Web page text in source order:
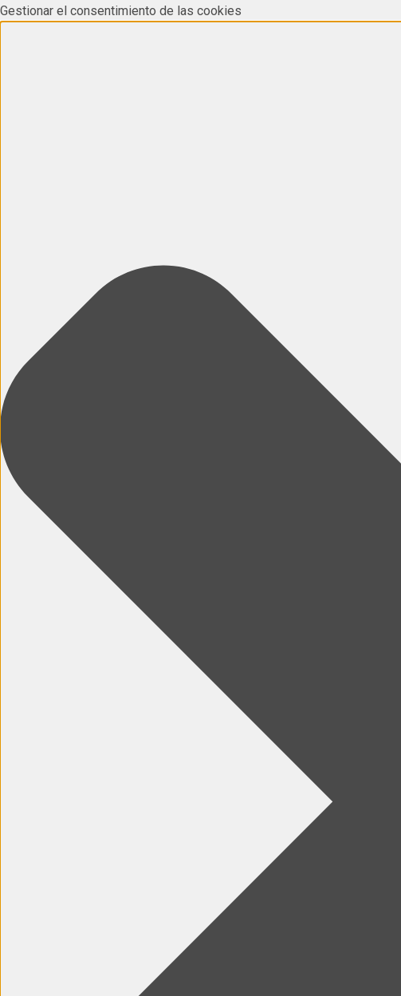
Gestionar el consentimiento de las cookies